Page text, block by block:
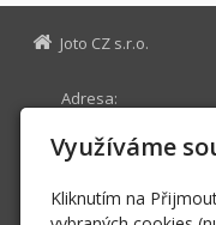
Joto CZ s.r.o.
Adresa:
331 65 Žihle
CZ29113075
Využíváme
Kliknutím na